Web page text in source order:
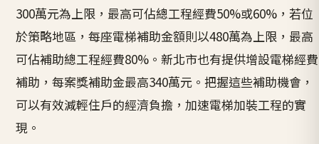
300萬元為上限，最高可佔總工程經費50%或60%，若位
於策略地區，每座電梯補助金額則以480萬為上限，最高
可佔補助總工程經費80%。新北市也有提供增設電梯經費
補助，每案獎補助金最高340萬元。把握這些補助機會，
可以有效減輕住戶的經濟負擔，加速電梯加裝工程的實
現。